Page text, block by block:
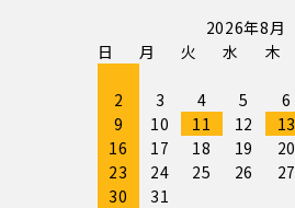
2026年8月
日
月 火 水 木
2
3 4 5 6
9
10 11 12 13
16
17 18 19 20
23
24 25 26 27
30
31